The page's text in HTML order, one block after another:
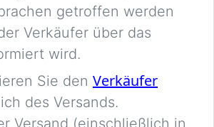
getroffen werden
Verkäufer über das
wird.
Sie den Verkäufer
des Versands.